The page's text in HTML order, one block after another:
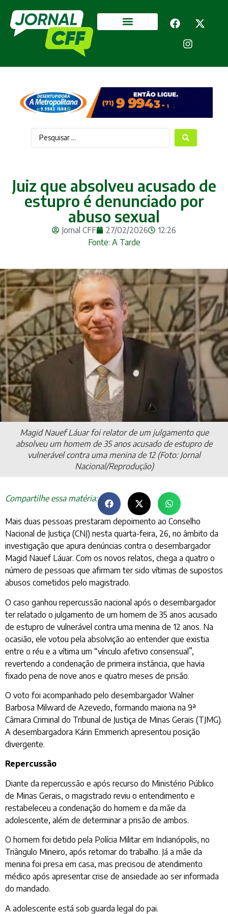
Juiz que absolveu acusado de
estupro é denunciado por
abuso sexual
Jornal CFF 27/02/2026
12:26
Fonte: A Tarde
Magid Nauef Láuar foi relator de um julgamento que
absolveu um homem de 35 anos acusado de estupro de
vulnerável contra uma menina de 12 (Foto: Jornal
Nacional/Reprodução)
Compartilhe essa matéria:
Mais duas pessoas prestaram depoimento ao Conselho
Nacional de Justiça (CNJ) nesta quarta-feira, 26, no âmbito da
investigação que apura denúncias contra o desembargador
Magid Nauef Láuar. Com os novos relatos, chega a quatro o
número de pessoas que afirmam ter sido vítimas de supostos
abusos cometidos pelo magistrado.
O caso ganhou repercussão nacional após o desembargador
ter relatado o julgamento de um homem de 35 anos acusado
de estupro de vulnerável contra uma menina de 12 anos. Na
ocasião, ele votou pela absolvição ao entender que existia
entre o réu e a vítima um “vínculo afetivo consensual”,
revertendo a condenação de primeira instância, que havia
fixado pena de nove anos e quatro meses de prisão.
O voto foi acompanhado pelo desembargador Walner
Barbosa Milward de Azevedo, formando maioria na 9ª
Câmara Criminal do Tribunal de Justiça de Minas Gerais (TJMG).
A desembargadora Kárin Emmerich apresentou posição
divergente.
Repercussão
Diante da repercussão e após recurso do Ministério Público
de Minas Gerais, o magistrado reviu o entendimento e
restabeleceu a condenação do homem e da mãe da
adolescente, além de determinar a prisão de ambos.
O homem foi detido pela Polícia Militar em Indianópolis, no
Triângulo Mineiro, após retornar do trabalho. Já a mãe da
menina foi presa em casa, mas precisou de atendimento
médico após apresentar crise de ansiedade ao ser informada
do mandado.
A adolescente está sob guarda legal do pai.